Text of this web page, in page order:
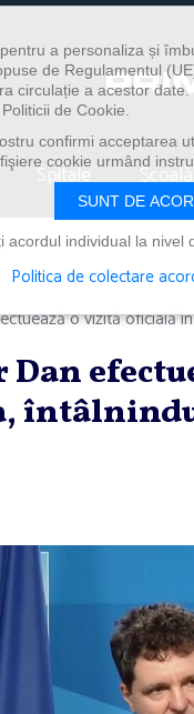
Spitale Școală
o vizită oficială
a personaliza și
de Regulamentul
circulație a acestor
de Cookie.
confirmi acceptarea
cookie urmând
SUNT DE
individual la nivel
Politica de colectare